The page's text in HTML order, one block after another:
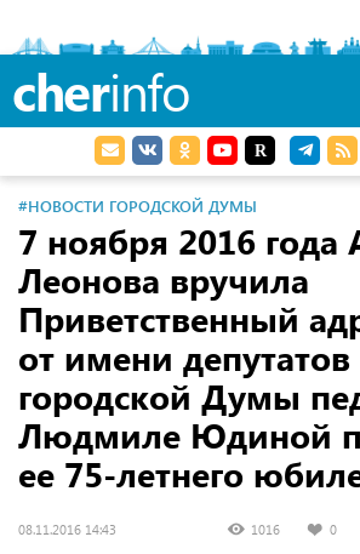
cherinfo
#НОВОСТИ ГОРОДСКОЙ ДУМЫ
7 ноября 2016 года
Леонова вручила
Приветственный
от имени депутатов
городской Думы
Людмиле Юдиной
ее 75-летнего
08.11.2016 14:43 1016 0